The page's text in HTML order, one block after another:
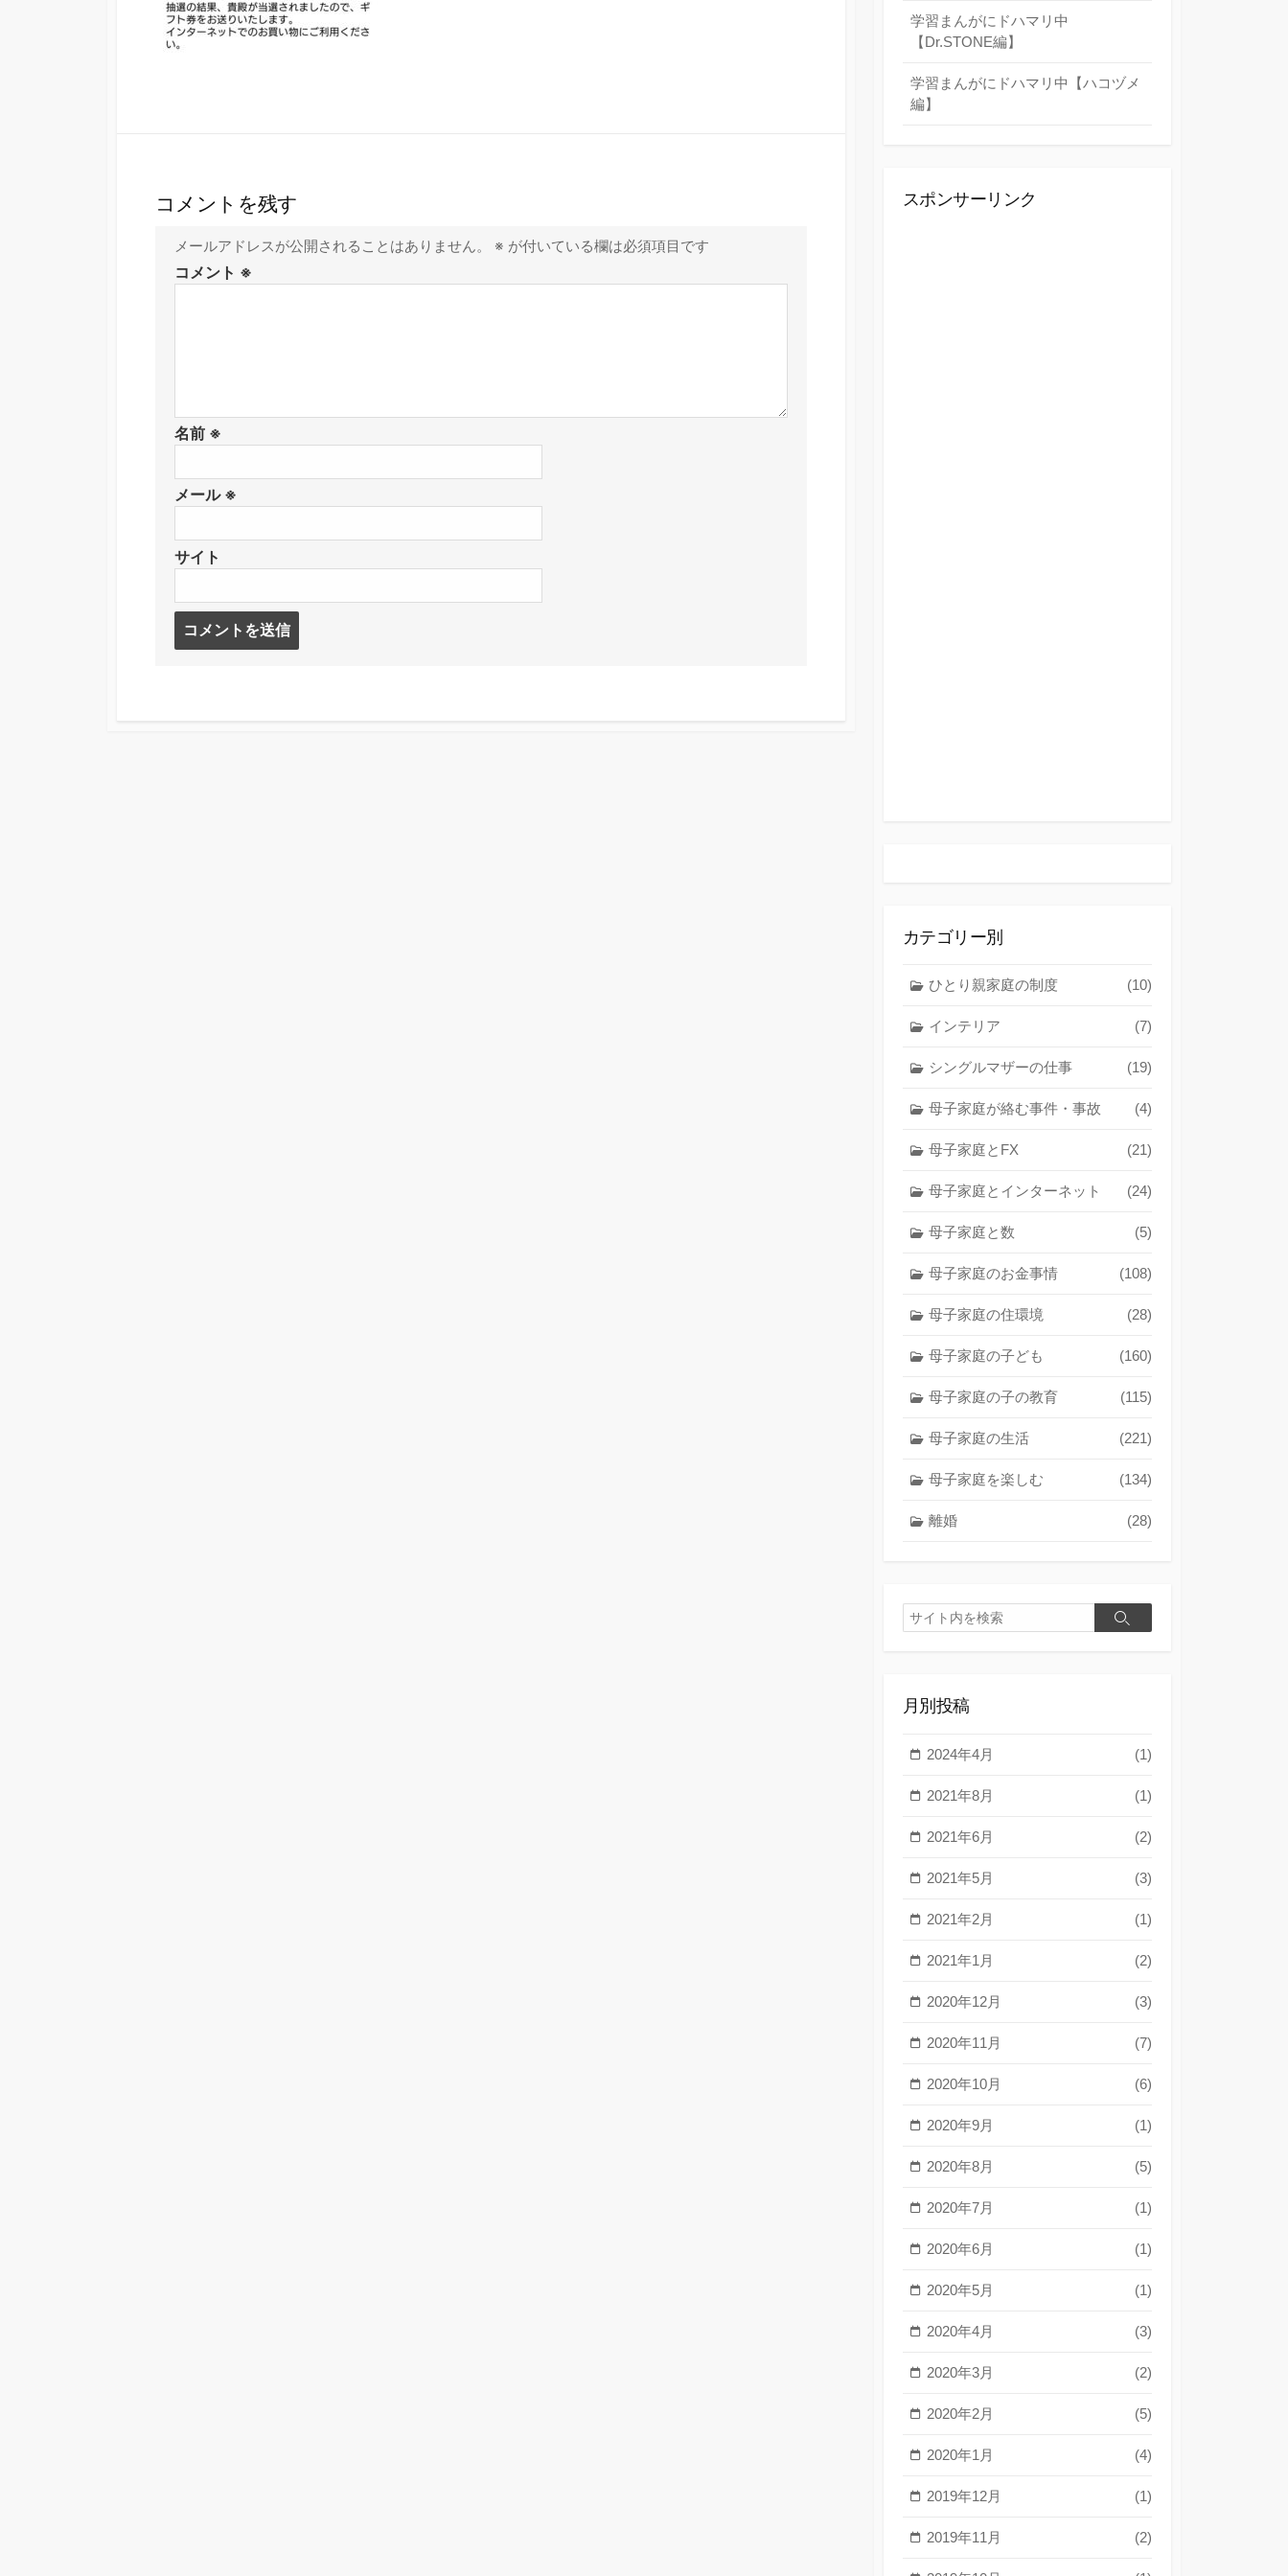
コメントを残す
メールアドレスが公開されることはありません。 ※ が付いている欄は必須項目です
コメント ※
名前 ※
メール ※
サイト
学習まんがにドハマリ中
【Dr.STONE編】
学習まんがにドハマリ中【ハコヅメ
編】
スポンサーリンク
カテゴリー別
ひとり親家庭の制度 (10)
インテリア (7)
シングルマザーの仕事 (19)
母子家庭が絡む事件・事故 (4)
母子家庭とFX (21)
母子家庭とインターネット (24)
母子家庭と数 (5)
母子家庭のお金事情 (108)
母子家庭の住環境 (28)
母子家庭の子ども (160)
母子家庭の子の教育 (115)
母子家庭の生活 (221)
母子家庭を楽しむ (134)
離婚 (28)
検
索
検
月別投稿
2024年4月 (1)
2021年8月 (1)
2021年6月 (2)
2021年5月 (3)
2021年2月 (1)
2021年1月 (2)
2020年12月 (3)
2020年11月 (7)
2020年10月 (6)
2020年9月 (1)
2020年8月 (5)
2020年7月 (1)
2020年6月 (1)
2020年5月 (1)
2020年4月 (3)
2020年3月 (2)
2020年2月 (5)
2020年1月 (4)
2019年12月 (1)
2019年11月 (2)